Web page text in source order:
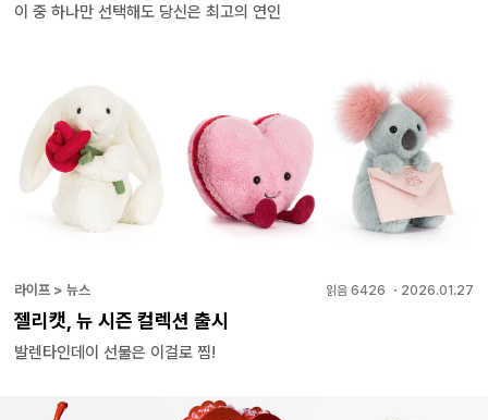
이 중 하나만 선택해도 당신은 최고의 연인
라이프 > 뉴스 읽음 6426 ・ 2026.01.27
젤리캣, 뉴 시즌 컬렉션 출시
발렌타인데이 선물은 이걸로 찜!